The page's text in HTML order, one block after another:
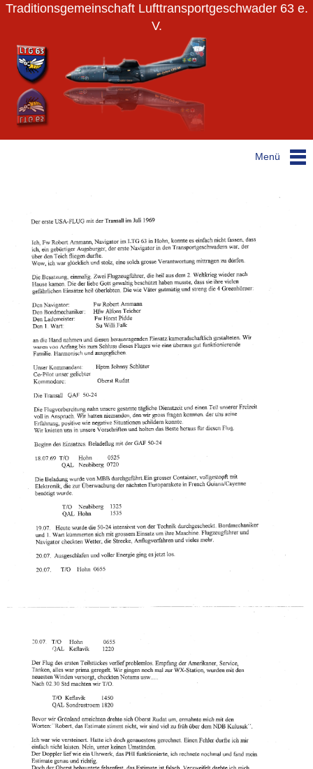
Traditionsgemeinschaft Lufttransportgeschwader 63 e.
V.
Menü